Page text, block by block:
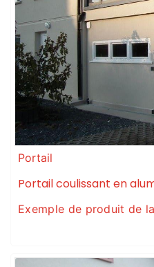
Portail
Portail coulissant en
Exemple de produit de